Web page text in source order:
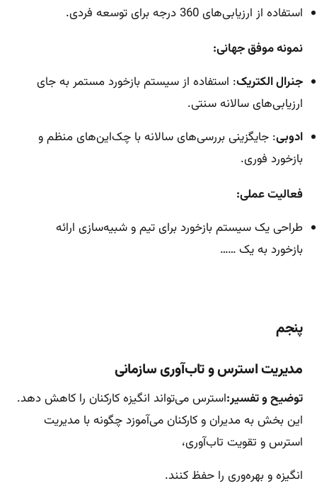
استفاده از ارزیابی‌های 360 درجه برای توسعه فردی.
نمونه موفق جهانی:
جنرال الکتریک: استفاده از سیستم بازخورد مستمر به جای
ارزیابی‌های سالانه سنتی.
ادوبی: جایگزینی بررسی‌های سالانه با چک‌این‌های منظم و
بازخورد فوری.
فعالیت عملی:
طراحی یک سیستم بازخورد برای تیم و شبیه‌سازی ارائه
بازخورد به یک ……
پنجم
مدیریت استرس و تاب‌آوری سازمانی
توضیح و تفسیر:استرس می‌تواند انگیزه کارکنان را کاهش دهد.
این بخش به مدیران و کارکنان می‌آموزد چگونه با مدیریت
استرس و تقویت تاب‌آوری،
انگیزه و بهره‌وری را حفظ کنند.